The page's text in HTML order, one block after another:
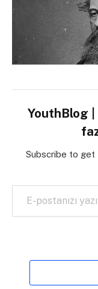
YouthBlog
Subscribe to
E-postanızı yazın…